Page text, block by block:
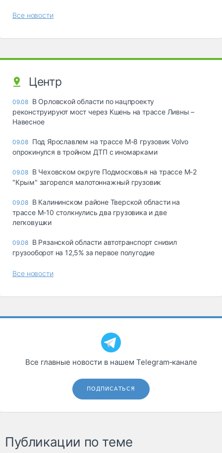
Все новости
Центр
09.08 В Орловской области по нацпроекту
реконструируют мост через Кшень на трассе Ливны –
Навесное
09.08 Под Ярославлем на трассе М-8 грузовик Volvo
опрокинулся в тройном ДТП с иномарками
09.08 В Чеховском округе Подмосковья на трассе М-2
"Крым" загорелся малотоннажный грузовик
09.08 В Калининском районе Тверской области на
трассе М-10 столкнулись два грузовика и две
легковушки
09.08 В Рязанской области автотранспорт снизил
грузооборот на 12,5% за первое полугодие
Все новости
Все главные новости в нашем Telegram‑канале
ПОДПИСАТЬСЯ
Публикации по теме